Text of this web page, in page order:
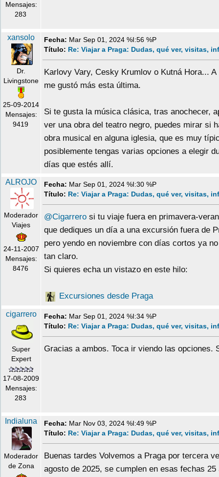
Mensajes:
283
xansolo
Dr.
Livingstone
25-09-2014
Mensajes:
9419
Fecha: Mar Sep 01, 2024 %I:56 %P
Título: Re: Viajar a Praga: Dudas, qué ver, visitas,
Karlovy Vary, Cesky Krumlov o Kutná Hora...
me gustó más esta última.
Si te gusta la música clásica, tras anochecer,
ver una obra del teatro negro, puedes mirar si
obra musical en alguna iglesia, que es muy
posiblemente tengas varias opciones a elegir
días que estés allí.
ALROJO
Moderador
Viajes
24-11-2007
Mensajes:
8476
Fecha: Mar Sep 01, 2024 %I:30 %P
Título: Re: Viajar a Praga: Dudas, qué ver, visitas,
@Cigarrero si tu viaje fuera en primavera-
que dediques un día a una excursión fuera de
pero yendo en noviembre con días cortos ya
tan claro.
Si quieres echa un vistazo en este hilo:
Excursiones desde Praga
cigarrero
Super
Expert
17-08-2009
Mensajes:
283
Fecha: Mar Sep 01, 2024 %I:34 %P
Título: Re: Viajar a Praga: Dudas, qué ver, visitas,
Gracias a ambos. Toca ir viendo las opciones.
Indialuna
Moderador
de Zona
Fecha: Mar Nov 03, 2024 %I:49 %P
Título: Re: Viajar a Praga: Dudas, qué ver, visitas,
Buenas tardes Volvemos a Praga por tercera
agosto de 2025, se cumplen en esas fechas 25